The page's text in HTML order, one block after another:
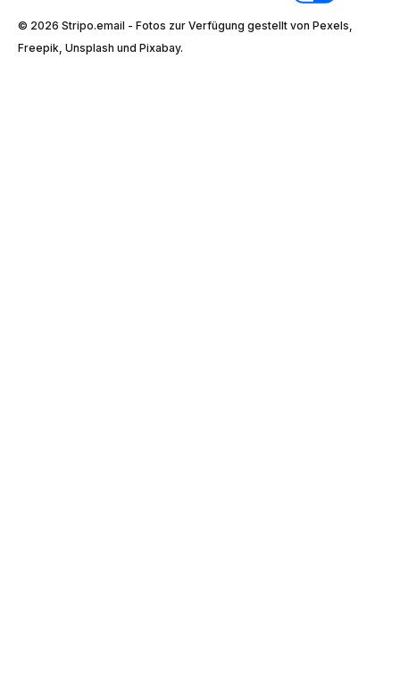
© 2026 Stripо.email - Fotos zur Verfügung gestellt von Pexels,
Freepik, Unsplash und Pixabay.